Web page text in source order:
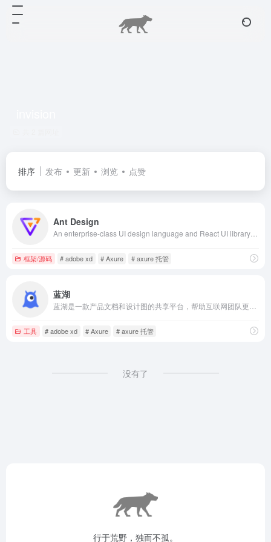
排序 发布 更新 浏览 点赞
Ant Design
框架/源码 # adobe xd # Axure # axure 托管
蓝湖
工具 # adobe xd # Axure # axure 托管
没有了
行于荒野，独而不孤。